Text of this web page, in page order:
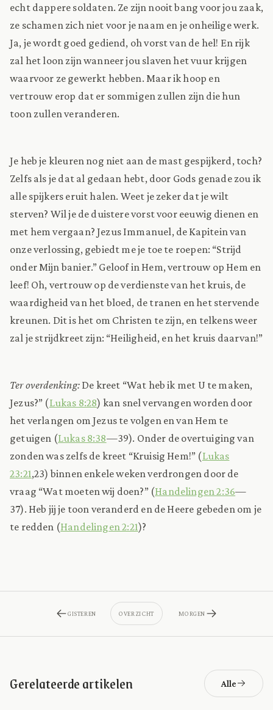
echt dappere soldaten. Ze zijn nooit bang voor jou zaak,
ze schamen zich niet voor je naam en je onheilige werk.
Ja, je wordt goed gediend, oh vorst van de hel! En rijk
zal het loon zijn wanneer jou slaven het vuur krijgen
waarvoor ze gewerkt hebben. Maar ik hoop en
vertrouw erop dat er sommigen zullen zijn die hun
toon zullen veranderen.
Je heb je kleuren nog niet aan de mast gespijkerd, toch?
Zelfs als je dat al gedaan hebt, door Gods genade zou ik
alle spijkers eruit halen. Weet je zeker dat je wilt
sterven? Wil je de duistere vorst voor eeuwig dienen en
met hem vergaan? Jezus Immanuel, de Kapitein van
onze verlossing, gebiedt me je toe te roepen: “Strijd
onder Mijn banier.” Geloof in Hem, vertrouw op Hem en
leef! Oh, vertrouw op de verdienste van het kruis, de
waardigheid van het bloed, de tranen en het stervende
kreunen. Dit is het om Christen te zijn, en telkens weer
zal je strijdkreet zijn: “Heiligheid, en het kruis daarvan!”
Ter overdenking:De kreet “Wat heb ik met U te maken,
Jezus?” (Lukas 8:28) kan snel vervangen worden door
het verlangen om Jezus te volgen en van Hem te
getuigen (Lukas 8:38—39). Onder de overtuiging van
zonden was zelfs de kreet “Kruisig Hem!” (Lukas
23:21,23) binnen enkele weken verdrongen door de
vraag “Wat moeten wij doen?” (Handelingen 2:36—
37). Heb jij je toon veranderd en de Heere gebeden om je
te redden (Handelingen 2:21)?
GISTEREN OVERZICHT MORGEN
Gerelateerde artikelen Alle